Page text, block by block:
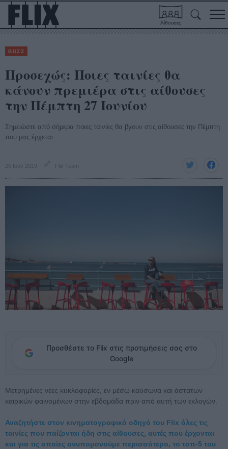
Αίθουσες
BUZZ
Προσεχώς: Ποιες ταινίες θα
κάνουν πρεμιέρα στις αίθουσες
την Πέμπτη 27 Ιουνίου
Σημειώστε από σήμερα ποιες ταινίες θα βγουν στις αίθουσες την Πέμπτη
που μας έρχεται.
25 Ιούν 2019 Flix Team
Προσθέστε το Flix στις προτιμήσεις σας στο
Google
Μετρημένες νέες κυκλοφορίες, εν μέσω καύσωνα και άστατων
καιρικών φαινομένων στην εβδομάδα πριν από αυτή των εκλογών.
Αναζητήστε στον κινηματογραφικό οδηγό του Flix όλες τις
ταινίες που παίζονται ήδη στις αίθουσες, αυτές που έρχονται
και για τις οποίες ανυπομονούμε περισσότερο, το τοπ-5 του